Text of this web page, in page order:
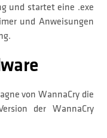
und startet eine .exe
und Anweisungen
von WannaCry die
der WannaCry